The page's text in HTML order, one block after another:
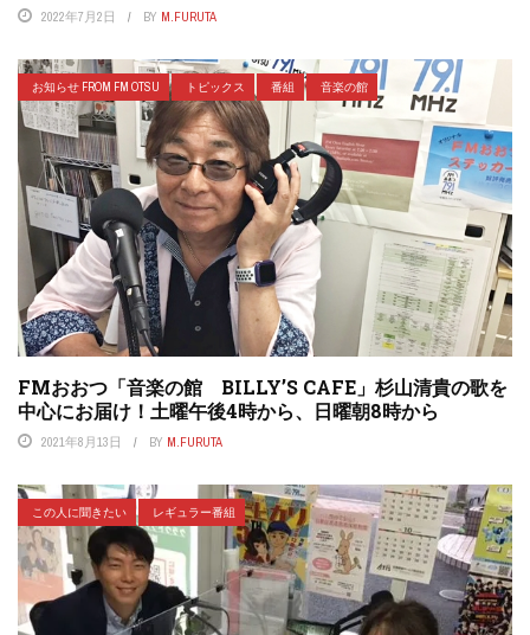
2022年7月2日 BY M.FURUTA
お知らせ FROM FM OTSU トピックス 番組 音楽の館
FMおおつ「音楽の館 BILLY’S CAFE」杉山清貴の歌を
中心にお届け！土曜午後4時から、日曜朝8時から
2021年8月13日 BY M.FURUTA
この人に聞きたい レギュラー番組